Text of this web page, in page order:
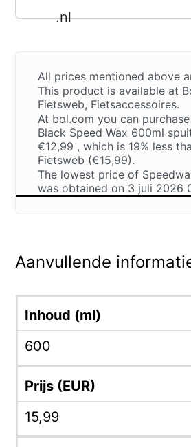
All prices mentioned above
This product is available at
Fietsweb, Fietsaccessoires.
At bol.com you can
Black Speed Wax 600ml
€12,99 , which is 19% less
Fietsweb (€15,99).
The lowest price of
was obtained on 3 juli 2026
Aanvullende
Inhoud (ml)
600
Prijs (EUR)
15,99